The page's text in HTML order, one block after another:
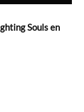
Souls en